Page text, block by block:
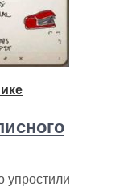
упростили